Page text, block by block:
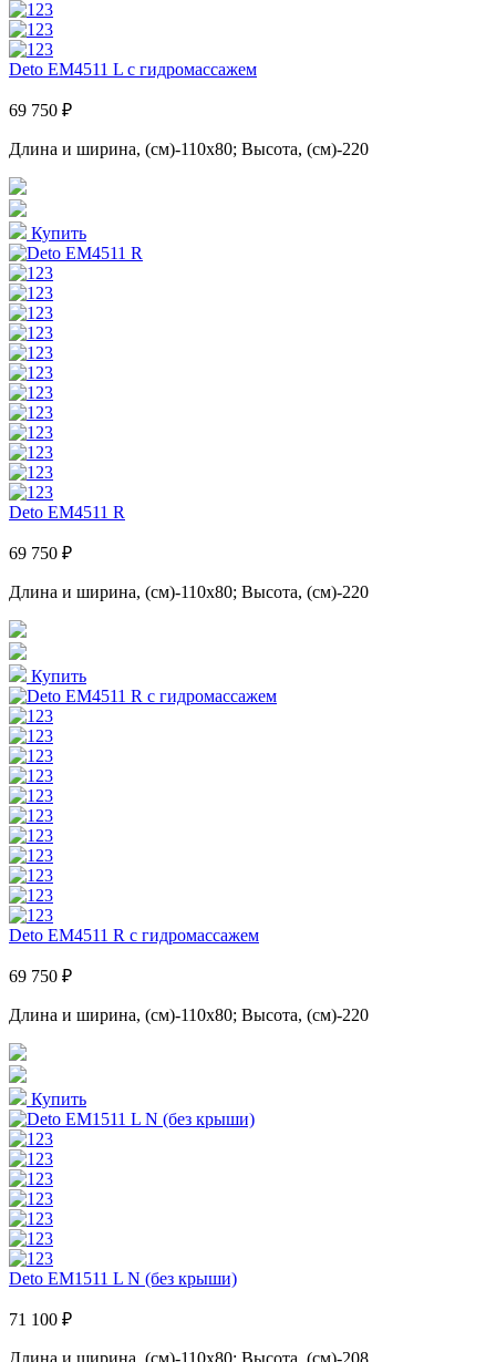
Deto EM4511 L с гидромассажем
69 750 ₽
Длина и ширина, (см)-110x80; Высота, (см)-220
Купить
Deto EM4511 R
69 750 ₽
Длина и ширина, (см)-110x80; Высота, (см)-220
Купить
Deto EM4511 R с гидромассажем
69 750 ₽
Длина и ширина, (см)-110x80; Высота, (см)-220
Купить
Deto ЕМ1511 L N (без крыши)
71 100 ₽
Длина и ширина, (см)-110x80; Высота, (см)-208